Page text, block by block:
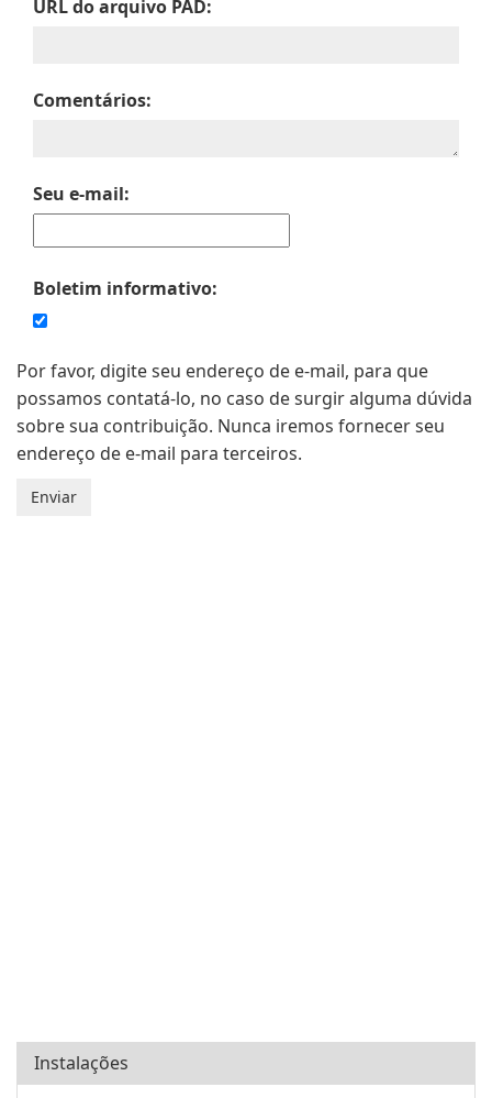
URL do arquivo PAD:
Comentários:
Seu e-mail:
Boletim informativo:
Por favor, digite seu endereço de e-mail, para que
possamos contatá-lo, no caso de surgir alguma dúvida
sobre sua contribuição. Nunca iremos fornecer seu
endereço de e-mail para terceiros.
Instalações